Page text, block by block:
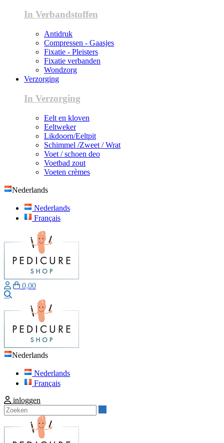
In Verbandstoffen
Antidruk
Compressen - Gaasjes
Fixatie - Pleisters
Fixatie verbanden
Wondzorg
Verzorging
In Verzorging
Eelt en kloven
Eeltweker
Likdoorn/Eeltpit
Schimmel /Zweet / Wrat
Voet / schoen deo
Voetbad zout
Voeten crèmes
Nederlands
Nederlands
Français
0,00
Nederlands
Nederlands
Français
inloggen